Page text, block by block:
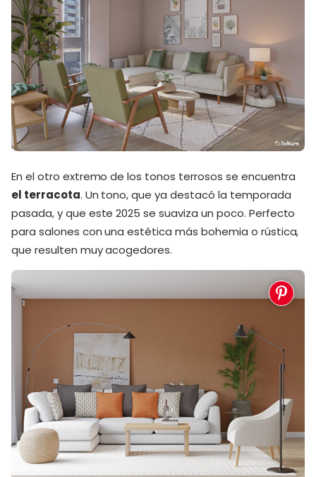
En el otro extremo de los tonos terrosos se encuentra
el terracota. Un tono, que ya destacó la temporada
pasada, y que este 2025 se suaviza un poco. Perfecto
para salones con una estética más bohemia o rústica,
que resulten muy acogedores.